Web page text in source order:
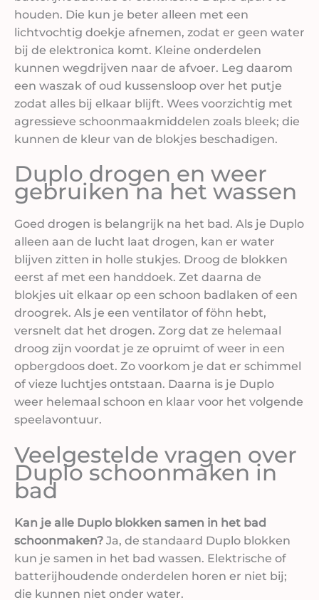
houden. Die kun je beter alleen met een
lichtvochtig doekje afnemen, zodat er geen water
bij de elektronica komt. Kleine onderdelen
kunnen wegdrijven naar de afvoer. Leg daarom
een waszak of oud kussensloop over het putje
zodat alles bij elkaar blijft. Wees voorzichtig met
agressieve schoonmaakmiddelen zoals bleek; die
kunnen de kleur van de blokjes beschadigen.
Duplo drogen en weer
gebruiken na het wassen
Goed drogen is belangrijk na het bad. Als je Duplo
alleen aan de lucht laat drogen, kan er water
blijven zitten in holle stukjes. Droog de blokken
eerst af met een handdoek. Zet daarna de
blokjes uit elkaar op een schoon badlaken of een
droogrek. Als je een ventilator of föhn hebt,
versnelt dat het drogen. Zorg dat ze helemaal
droog zijn voordat je ze opruimt of weer in een
opbergdoos doet. Zo voorkom je dat er schimmel
of vieze luchtjes ontstaan. Daarna is je Duplo
weer helemaal schoon en klaar voor het volgende
speelavontuur.
Veelgestelde vragen over
Duplo schoonmaken in
bad
Kan je alle Duplo blokken samen in het bad
schoonmaken? Ja, de standaard Duplo blokken
kun je samen in het bad wassen. Elektrische of
batterijhoudende onderdelen horen er niet bij;
die kunnen niet onder water.